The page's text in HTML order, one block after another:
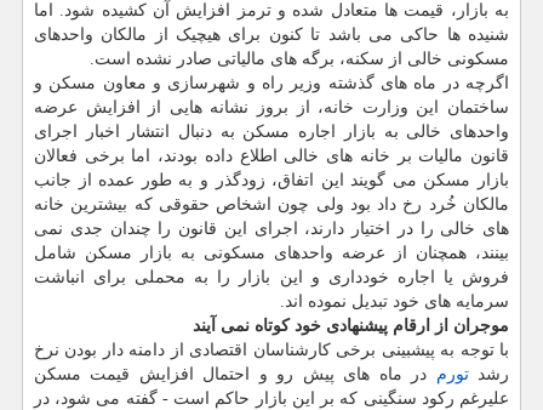
به بازار، قیمت ها متعادل شده و ترمز افزایش آن کشیده شود. اما
شنیده ها حاکی می باشد تا کنون برای هیچیک از مالکان واحدهای
مسکونی خالی از سکنه، برگه های مالیاتی صادر نشده است.
اگرچه در ماه های گذشته وزیر راه و شهرسازی و معاون مسکن و
ساختمان این وزارت خانه، از بروز نشانه هایی از افزایش عرضه
واحدهای خالی به بازار اجاره مسکن به دنبال انتشار اخبار اجرای
قانون مالیات بر خانه های خالی اطلاع داده بودند، اما برخی فعالان
بازار مسکن می گویند این اتفاق، زودگذر و به طور عمده از جانب
مالکان خُرد رخ داد بود ولی چون اشخاص حقوقی که بیشترین خانه
های خالی را در اختیار دارند، اجرای این قانون را چندان جدی نمی
بینند، همچنان از عرضه واحدهای مسکونی به بازار مسکن شامل
فروش یا اجاره خودداری و این بازار را به محملی برای انباشت
سرمایه های خود تبدیل نموده اند.
موجران از ارقام پیشنهادی خود کوتاه نمی آیند
با توجه به پیشبینی برخی کارشناسان اقتصادی از دامنه دار بودن نرخ
رشدتورم در ماه های پیش رو و احتمال افزایش قیمت مسکن
علیرغم رکود سنگینی که بر این بازار حاکم است - گفته می شود، در